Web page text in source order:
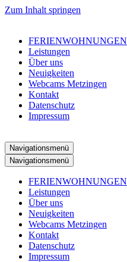
Zum Inhalt springen
FERIENWOHNUNGEN
Leistungen
Über uns
Neuigkeiten
Webcams Metzingen
Kontakt
Datenschutz
Impressum
Navigationsmenü
Navigationsmenü
FERIENWOHNUNGEN
Leistungen
Über uns
Neuigkeiten
Webcams Metzingen
Kontakt
Datenschutz
Impressum